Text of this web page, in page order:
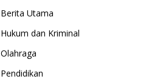
Berita Utama
Hukum dan Kriminal
Olahraga
Pendidikan